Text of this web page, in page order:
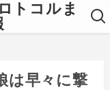
トコルま
は早々に撃